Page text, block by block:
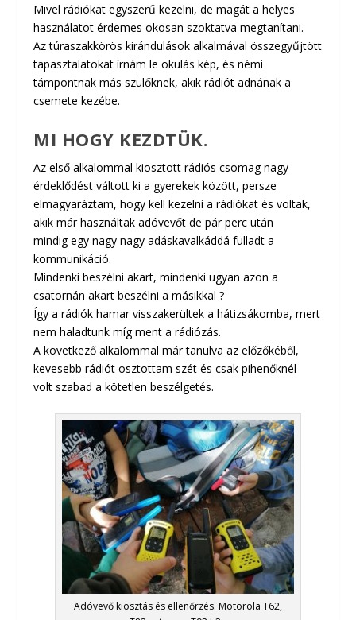
Mivel rádiókat egyszerű kezelni, de magát a helyes
használatot érdemes okosan szoktatva megtanítani.
Az túraszakkörös kirándulások alkalmával összegyűjtött
tapasztalatokat írnám le okulás kép, és némi
támpontnak más szülőknek, akik rádiót adnának a
csemete kezébe.
MI HOGY KEZDTÜK.
Az első alkalommal kiosztott rádiós csomag nagy
érdeklődést váltott ki a gyerekek között, persze
elmagyaráztam, hogy kell kezelni a rádiókat és voltak,
akik már használtak adóvevőt de pár perc után
mindig egy nagy nagy adáskavalkáddá fulladt a
kommunikáció.
Mindenki beszélni akart, mindenki ugyan azon a
csatornán akart beszélni a másikkal ?
Így a rádiók hamar visszakerültek a hátizsákomba, mert
nem haladtunk míg ment a rádiózás.
A következő alkalommal már tanulva az előzőkéből,
kevesebb rádiót osztottam szét és csak pihenőknél
volt szabad a kötetlen beszélgetés.
Adóvevő kiosztás és ellenőrzés. Motorola T62,